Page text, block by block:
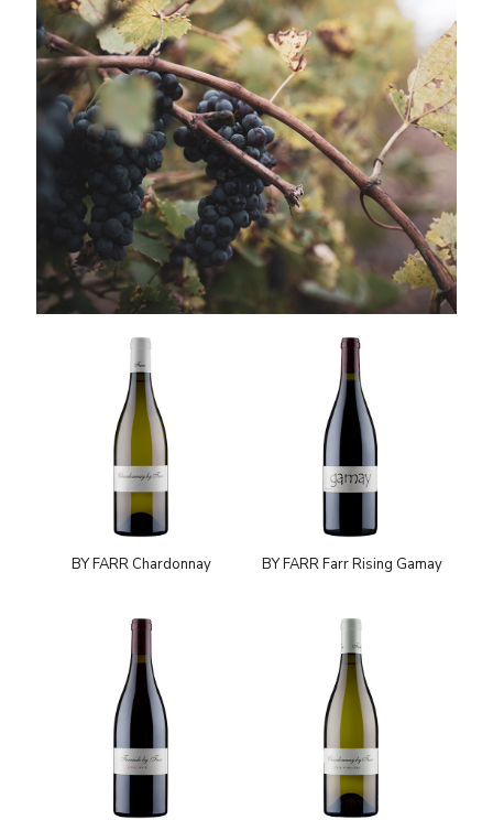
NOS CEPAGES
BY FARR Chardonnay BY FARR Farr Rising Gamay